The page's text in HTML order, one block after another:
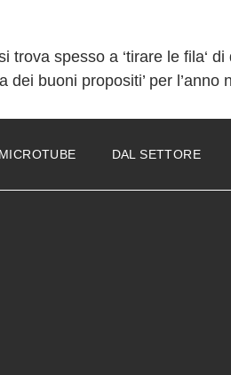
trova spesso a ‘tirare le fila‘
dei buoni propositi’ per
MICROTUBE DAL SETTORE